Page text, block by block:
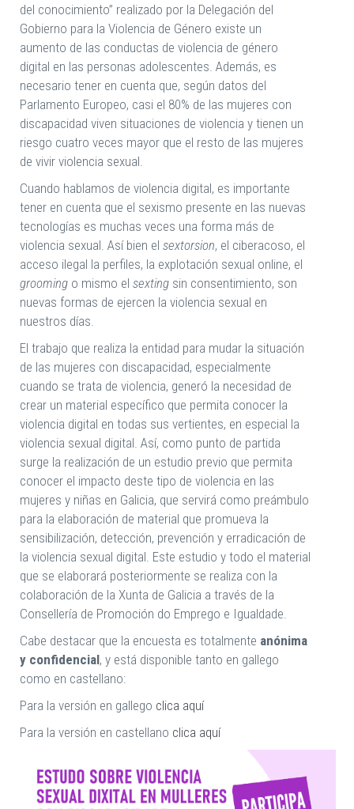
del conocimiento” realizado por la Delegación del
Gobierno para la Violencia de Género existe un
aumento de las conductas de violencia de género
digital en las personas adolescentes. Además, es
necesario tener en cuenta que, según datos del
Parlamento Europeo, casi el 80% de las mujeres con
discapacidad viven situaciones de violencia y tienen un
riesgo cuatro veces mayor que el resto de las mujeres
de vivir violencia sexual.
Cuando hablamos de violencia digital, es importante
tener en cuenta que el sexismo presente en las nuevas
tecnologías es muchas veces una forma más de
violencia sexual. Así bien el sextorsion, el ciberacoso, el
acceso ilegal la perfiles, la explotación sexual online, el
grooming o mismo el sexting sin consentimiento, son
nuevas formas de ejercen la violencia sexual en
nuestros días.
El trabajo que realiza la entidad para mudar la situación
de las mujeres con discapacidad, especialmente
cuando se trata de violencia, generó la necesidad de
crear un material específico que permita conocer la
violencia digital en todas sus vertientes, en especial la
violencia sexual digital. Así, como punto de partida
surge la realización de un estudio previo que permita
conocer el impacto deste tipo de violencia en las
mujeres y niñas en Galicia, que servirá como preámbulo
para la elaboración de material que promueva la
sensibilización, detección, prevención y erradicación de
la violencia sexual digital. Este estudio y todo el material
que se elaborará posteriormente se realiza con la
colaboración de la Xunta de Galicia a través de la
Consellería de Promoción do Emprego e Igualdade.
Cabe destacar que la encuesta es totalmente anónima
y confidencial, y está disponible tanto en gallego
como en castellano:
Para la versión en gallego clica aquí
Para la versión en castellano clica aquí